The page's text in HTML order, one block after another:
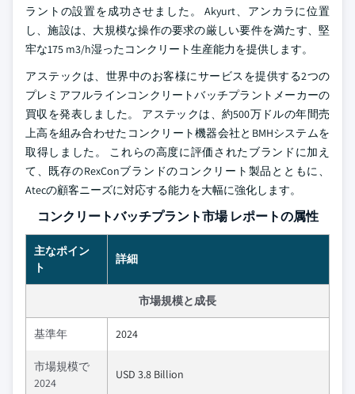
ラントの設置を成功させました。 Akyurt、アンカラに位置
し、施設は、大規模な操作の要求の厳しい要件を満たす、堅
牢な175 m3/h湿ったコンクリート生産能力を提供します。
アステックは、世界中のお客様にサービスを提供する2つの
プレミアフルラインコンクリートバッチプラントメーカーの
買収を発表しました。 アステックは、約500万ドルの年間売
上高を組み合わせたコンクリート機器会社とBMHシステムを
取得しました。 これらの高度に評価されたブランドに加え
て、既存のRexConブランドのコンクリート製品とともに、
Atecの顧客ニーズに対応する能力を大幅に強化します。
コンクリートバッチプラント市場 レポートの属性
主なポイン
ト
詳細
市場規模と成長
基準年 2024
市場規模で
2024
USD 3.8 Billion